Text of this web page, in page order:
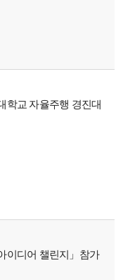
학교 자율주행 경진대
이디어 챌린지」참가